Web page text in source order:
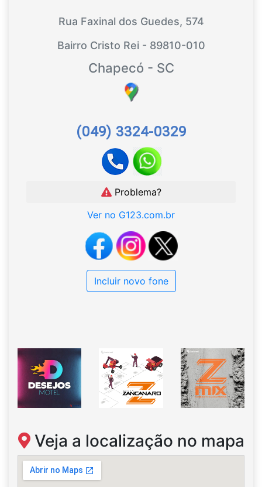
Rua Faxinal dos Guedes, 574
Bairro Cristo Rei - 89810-010
Chapecó - SC
(049) 3324-0329
Problema?
Ver no G123.com.br
Incluir novo fone
Veja a localização no mapa